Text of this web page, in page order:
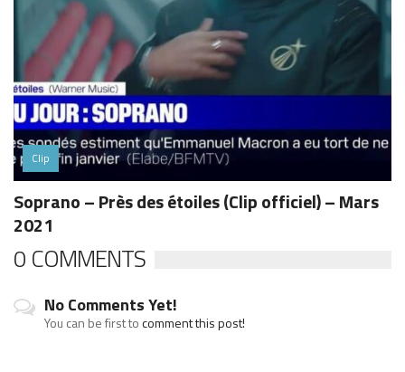
Clip
Soprano – Près des étoiles (Clip officiel) – Mars
2021
0 COMMENTS
No Comments Yet!
You can be first tocomment this post!